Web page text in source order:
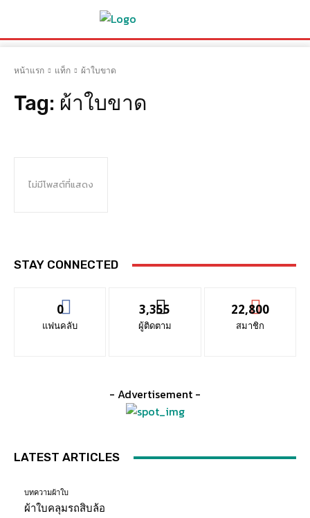
หน้าแรก แท็ก ผ้าใบขาด
Tag: ผ้าใบขาด
ไม่มีโพสต์ที่แสดง
STAY CONNECTED
0
แฟนคลับ
3,355
ผู้ติดตาม
22,800
สมาชิก
- Advertisement -
LATEST ARTICLES
บทความผ้าใบ
ผ้าใบคลุมรถสิบล้อ